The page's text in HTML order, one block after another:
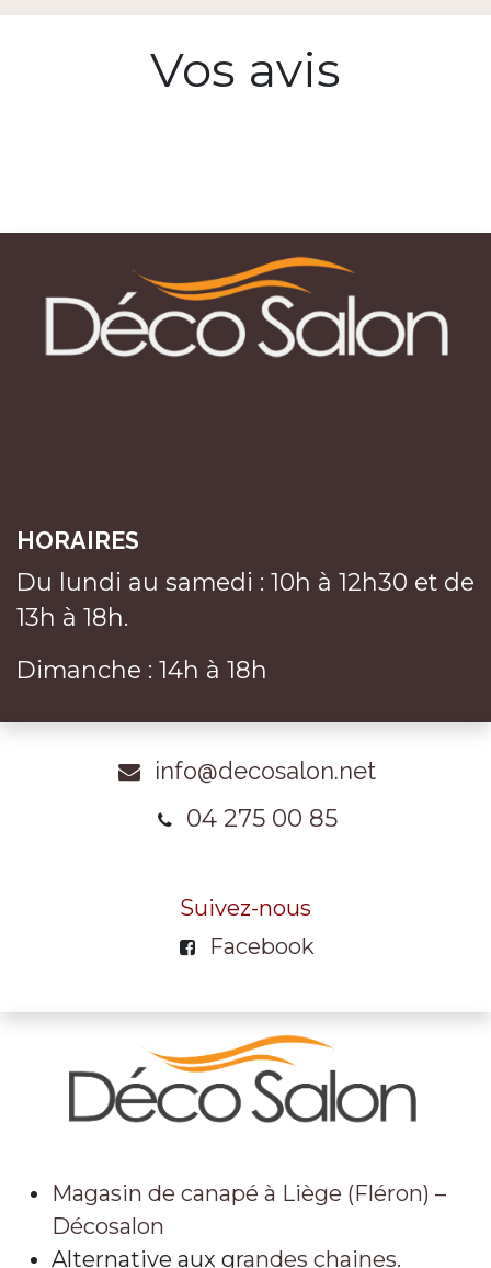
Vos avis
HORAIRES
Du lundi au samedi : 10h à 12h30 et de
13h à 18h.
Dimanche : 14h à 18h
info@decosalon.net
04 275 00 85
Suivez-nous
Facebook
Magasin de canapé à Liège (Fléron) –
Décosalon
Alternative aux grandes chaines.